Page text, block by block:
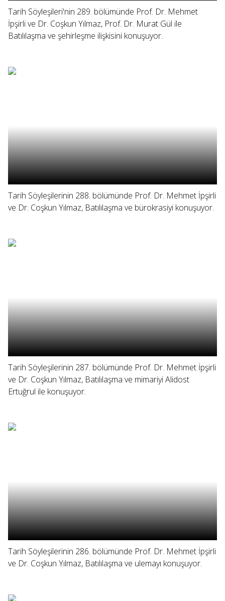
Tarih Söyleşileri'nin 289. bölümünde Prof. Dr. Mehmet
İpşirli ve Dr. Coşkun Yılmaz, Prof. Dr. Murat Gül ile
Batılılaşma ve şehirleşme ilişkisini konuşuyor.
Tarih Söyleşilerinin 288. bölümünde Prof. Dr. Mehmet İpşirli
ve Dr. Coşkun Yılmaz, Batılılaşma ve bürokrasiyi konuşuyor.
Tarih Söyleşilerinin 287. bölümünde Prof. Dr. Mehmet İpşirli
ve Dr. Coşkun Yılmaz, Batılılaşma ve mimariyi Alidost
Ertuğrul ile konuşuyor.
Tarih Söyleşilerinin 286. bölümünde Prof. Dr. Mehmet İpşirli
ve Dr. Coşkun Yılmaz, Batılılaşma ve ulemayı konuşuyor.